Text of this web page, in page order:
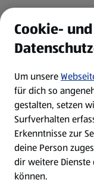
Newsletter
WhatsApp
Über ALDI SÜD
Filialen
Cookie- und
Um unsere
für dich so
gestalten, setzen
Surfverhalten
Erkenntnisse zur
deine Person
dir weitere
können.